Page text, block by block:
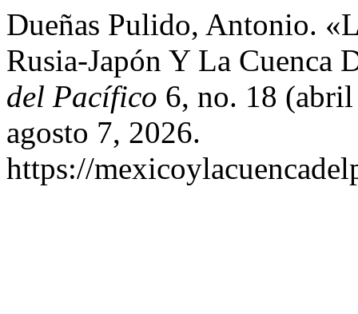
Dueñas Pulido, Antonio.
Rusia-Japón Y La Cuenca
del Pacífico 6, no. 18
agosto 7, 2026.
https://